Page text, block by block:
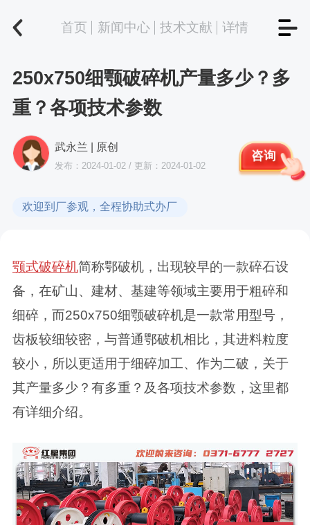
首页 新闻中心 技术文献 详情
250x750细颚破碎机产量多少？多
重？各项技术参数
武永兰 | 原创
发布：2024-01-02 / 更新：2024-01-02
咨询
欢迎到厂参观，全程协助式办厂
颚式破碎机简称鄂破机，出现较早的一款碎石设
备，在矿山、建材、基建等领域主要用于粗碎和
细碎，而250x750细颚破碎机是一款常用型号，
齿板较细较密，与普通鄂破机相比，其进料粒度
较小，所以更适用于细碎加工、作为二破，关于
其产量多少？有多重？及各项技术参数，这里都
有详细介绍。